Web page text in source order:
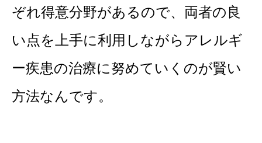
ぞれ得意分野があるので、両者の良
い点を上手に利用しながら アレルギ
ー疾患の治療に努めていくのが賢い
方法なんです。